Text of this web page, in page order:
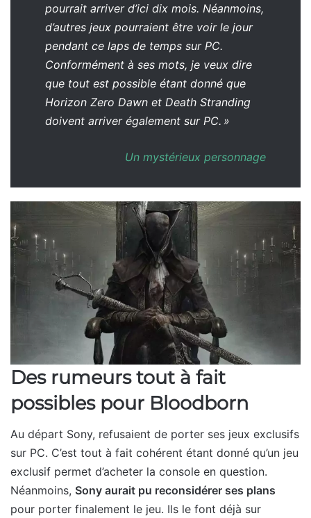
pourrait arriver d’ici dix mois. Néanmoins,
d’autres jeux pourraient être voir le jour
pendant ce laps de temps sur PC.
Conformément à ses mots, je veux dire
que tout est possible étant donné que
Horizon Zero Dawn et Death Stranding
doivent arriver également sur PC. »
Un mystérieux personnage
Des rumeurs tout à fait
possibles pour Bloodborn
Au départ Sony, refusaient de porter ses jeux exclusifs
sur PC. C’est tout à fait cohérent étant donné qu’un jeu
exclusif permet d’acheter la console en question.
Néanmoins, Sony aurait pu reconsidérer ses plans
pour porter finalement le jeu. Ils le font déjà sur